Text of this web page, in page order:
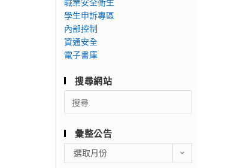
學生申訴專區
內部控制
資通安全
電子書庫
搜尋網站
Search
for:
彙整公告
整
選取月份